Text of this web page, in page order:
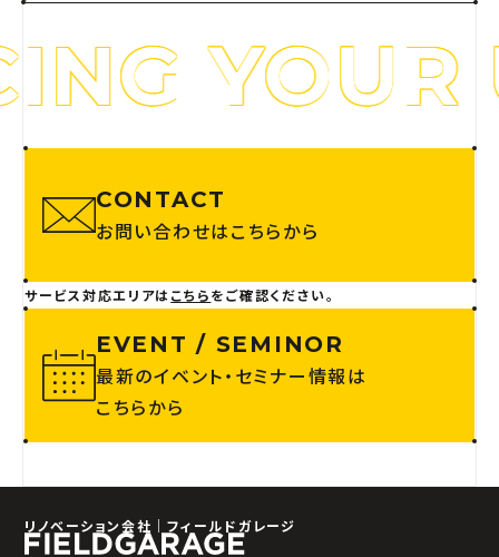
YOUR
CONTACT
お問い合わせはこちらから
サービス対応エリアはこちらをご確認ください。
EVENT / SEMINOR
最新のイベント・セミナー情報は
こちらから
リノベーション会社｜フィールドガレージ